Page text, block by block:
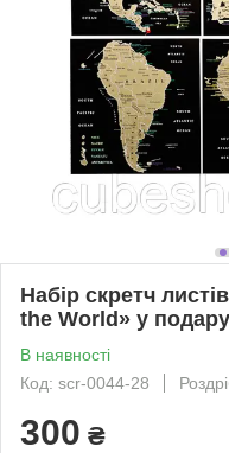
Набір скретч
the World» у
В наявності
Код: scr-0044-28
300 ₴